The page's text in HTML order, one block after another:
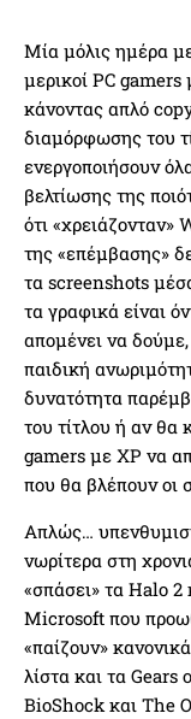
Μία μόλις ημέρα
μερικοί PC
κάνοντας απλό
διαμόρφωσης του
ενεργοποιήσουν
βελτίωσης της
ότι
της «επέμβασης»
τα screenshots
τα γραφικά είναι
απομένει να δούμε,
παιδική
δυνατότητα
του τίτλου ή αν θα
gamers με XP να
που θα βλέπουν οι
Απλώς…
νωρίτερα στη
«σπάσει» τα Halo
Microsoft που
«παίζουν»
λίστα και τα
BioShock και The